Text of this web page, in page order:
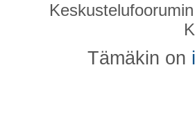
Tämäkin on